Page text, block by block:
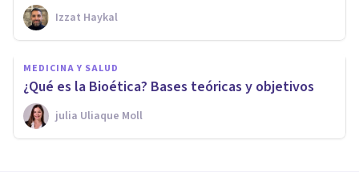
Izzat Haykal
MEDICINA Y SALUD
¿Qué es la Bioética? Bases teóricas y objetivos
​julia Uliaque Moll